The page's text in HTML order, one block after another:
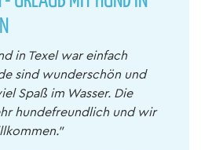
in Texel war einfach
sind wunderschön und
Spaß im Wasser. Die
hundefreundlich und wir